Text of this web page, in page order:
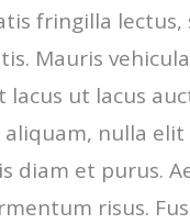
fringilla
Mauris
ut lacus
nulla
diam et purus.
risus.